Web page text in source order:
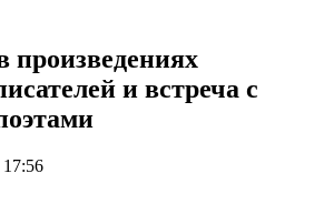
произведениях
и встреча с